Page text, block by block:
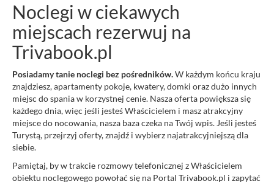
Noclegi w ciekawych
miejscach rezerwuj na
Trivabook.pl
Posiadamy tanie noclegi bez pośredników.W każdym końcu kraju
znajdziesz, apartamenty pokoje, kwatery, domki oraz dużo innych
miejsc do spania w korzystnej cenie. Nasza oferta powiększa się
każdego dnia, więc jeśli jesteś Właścicielem i masz atrakcyjny
miejsce do nocowania, nasza baza czeka na Twój wpis. Jeśli jesteś
Turystą, przejrzyj oferty, znajdź i wybierz najatrakcyjniejszą dla
siebie.
Pamiętaj, by w trakcie rozmowy telefonicznej z Właścicielem
obiektu noclegowego powołać się na Portal Trivabook.pl i zapytać